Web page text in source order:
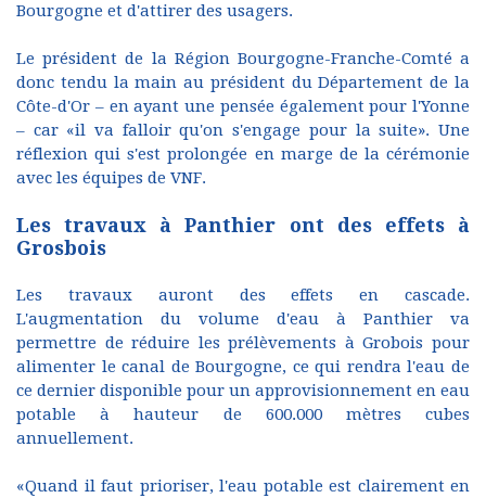
Bourgogne et d'attirer des usagers.
Le président de la Région Bourgogne-Franche-Comté a
donc tendu la main au président du Département de la
Côte-d'Or – en ayant une pensée également pour l'Yonne
– car «il va falloir qu'on s'engage pour la suite». Une
réflexion qui s'est prolongée en marge de la cérémonie
avec les équipes de VNF.
Les travaux à Panthier ont des effets à
Grosbois
Les travaux auront des effets en cascade.
L'augmentation du volume d'eau à Panthier va
permettre de réduire les prélèvements à Grobois pour
alimenter le canal de Bourgogne, ce qui rendra l'eau de
ce dernier disponible pour un approvisionnement en eau
potable à hauteur de 600.000 mètres cubes
annuellement.
«Quand il faut prioriser, l'eau potable est clairement en